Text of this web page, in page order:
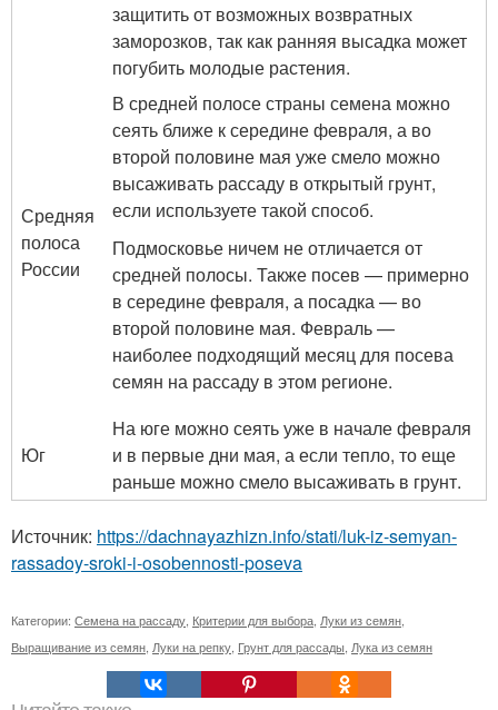
защитить от возможных возвратных
заморозков, так как ранняя высадка может
погубить молодые растения.
Средняя
полоса
России
В средней полосе страны семена можно
сеять ближе к середине февраля, а во
второй половине мая уже смело можно
высаживать рассаду в открытый грунт,
если используете такой способ.
Подмосковье ничем не отличается от
средней полосы. Также посев — примерно
в середине февраля, а посадка — во
второй половине мая. Февраль —
наиболее подходящий месяц для посева
семян на рассаду в этом регионе.
Юг
На юге можно сеять уже в начале февраля
и в первые дни мая, а если тепло, то еще
раньше можно смело высаживать в грунт.
Источник: https://dachnayazhizn.info/stati/luk-iz-semyan-
rassadoy-sroki-i-osobennosti-poseva
Категории: Семена на рассаду Критерии для выбора Луки из семян
Выращивание из семян Луки на репку Грунт для рассады Лука из семян